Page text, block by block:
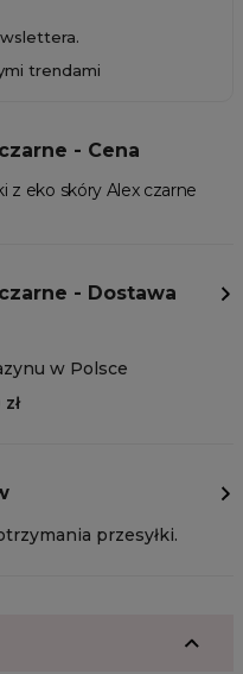
trendami
- Cena
z eko skóry Alex czarne
- Dostawa
w Polsce
przesyłki.